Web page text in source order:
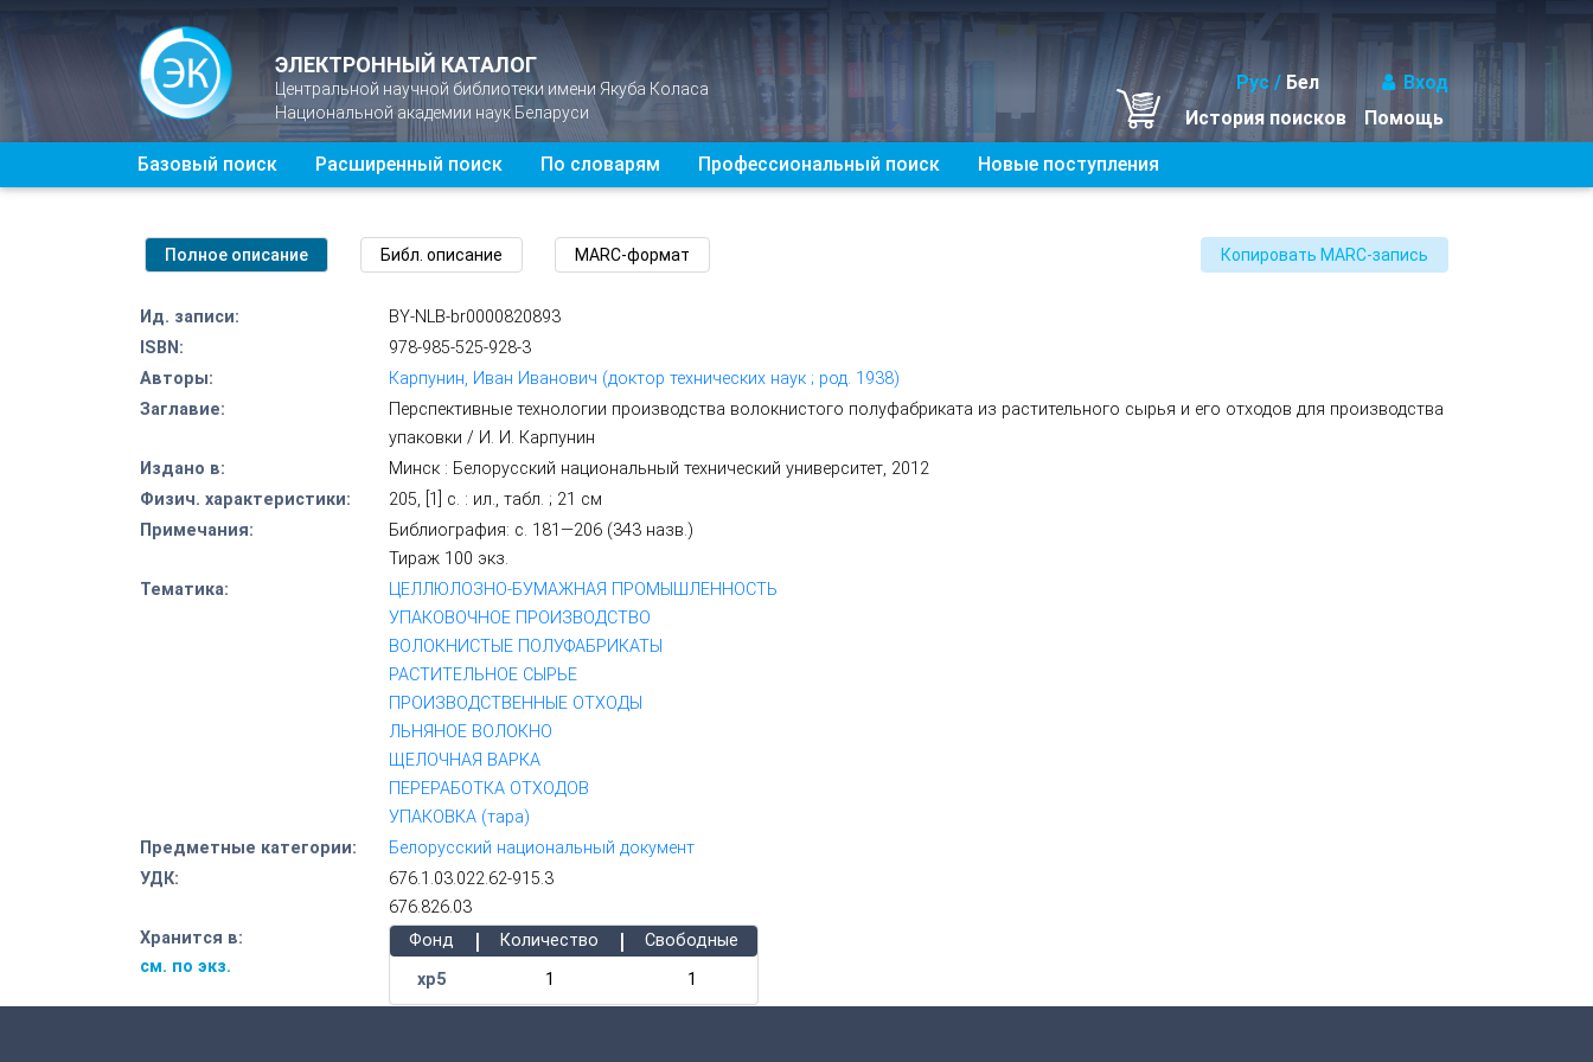
ЭЛЕКТРОННЫЙ КАТАЛОГ
Центральной научной библиотеки имени Якуба Коласа
Национальной академии наук Беларуси
Рус / Бел
Вход
История поисков
Помощь
Базовый поиск Расширенный поиск По словарям Профессиональный поиск Новые поступления
Ид. записи:
BY-NLB-br0000820893
ISBN:
978-985-525-928-3
Авторы:
Карпунин, Иван Иванович (доктор технических наук ; род. 1938)
Заглавие:
Перспективные технологии производства волокнистого полуфабриката из растительного сырья и его отходов для производства
упаковки / И. И. Карпунин
Издано в:
Минск : Белорусский национальный технический университет, 2012
Физич. характеристики:
205, [1] с. : ил., табл. ; 21 см
Примечания:
Библиография: с. 181―206 (343 назв.)
Тираж 100 экз.
Тематика:
ЦЕЛЛЮЛОЗНО-БУМАЖНАЯ ПРОМЫШЛЕННОСТЬ
УПАКОВОЧНОЕ ПРОИЗВОДСТВО
ВОЛОКНИСТЫЕ ПОЛУФАБРИКАТЫ
РАСТИТЕЛЬНОЕ СЫРЬE
ПРОИЗВОДСТВЕННЫЕ ОТХОДЫ
ЛЬНЯНОЕ ВОЛОКНО
ЩЕЛОЧНАЯ ВАРКА
ПЕРЕРАБОТКА ОТХОДОВ
УПАКОВКА (тара)
Предметные категории:
Белорусский национальный документ
УДК:
676.1.03.022.62-915.3
676.826.03
Хранится в:
см. по экз.
Фонд | Количество |
Свободные
хр5
1 1